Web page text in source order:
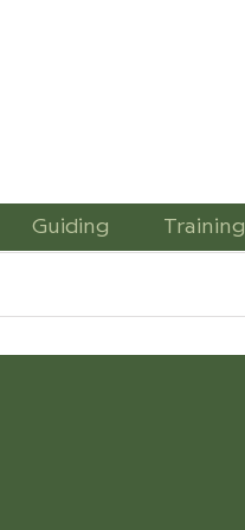
Guiding Training